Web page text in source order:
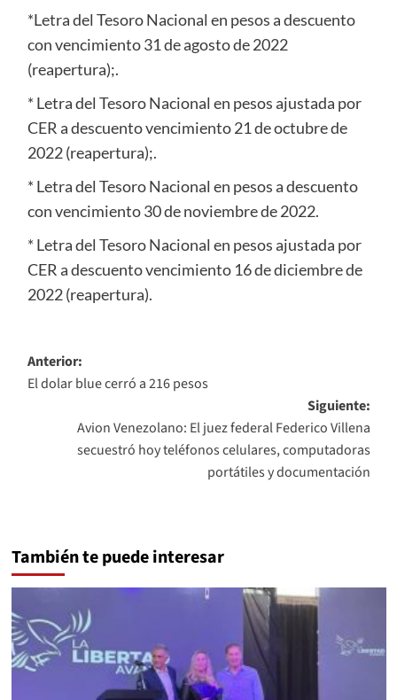
*Letra del Tesoro Nacional en pesos a descuento
con vencimiento 31 de agosto de 2022
(reapertura);.
* Letra del Tesoro Nacional en pesos ajustada por
CER a descuento vencimiento 21 de octubre de
2022 (reapertura);.
* Letra del Tesoro Nacional en pesos a descuento
con vencimiento 30 de noviembre de 2022.
* Letra del Tesoro Nacional en pesos ajustada por
CER a descuento vencimiento 16 de diciembre de
2022 (reapertura).
Navegación
de
entradas
Anterior:
El dolar blue cerró a 216 pesos
Siguiente:
Avion Venezolano: El juez federal Federico Villena
secuestró hoy teléfonos celulares, computadoras
portátiles y documentación
También te puede interesar